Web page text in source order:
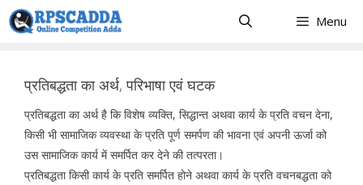
Skip
to
Menu
प्रतिबद्धता का अर्थ, परिभाषा एवं घटक
प्रतिबद्धता का अर्थ है कि विशेष व्यक्ति, सिद्धान्त अथवा कार्य के प्रति वचन देना,
किसी भी सामाजिक व्यवस्था के प्रति पूर्ण समर्पण की भावना एवं अपनी ऊर्जा को
उस सामाजिक कार्य में समर्पित कर देने की तत्परता।
प्रतिबद्धता किसी कार्य के प्रति समर्पित होने अथवा कार्य के प्रति वचनबद्धता को